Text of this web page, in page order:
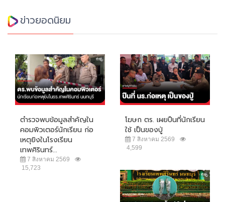
ข่าวยอดนิยม
ตำรวจพบข้อมูลสำคัญใน
คอมพิวเตอร์นักเรียน ก่อ
เหตุยิงในโรงเรียน
เทพศิรินทร์...
7 สิงหาคม 2569
15,723
โฆษก ตร. เผยปืนที่นักเรียน
ใช้ เป็นของปู่
7 สิงหาคม 2569
4,599